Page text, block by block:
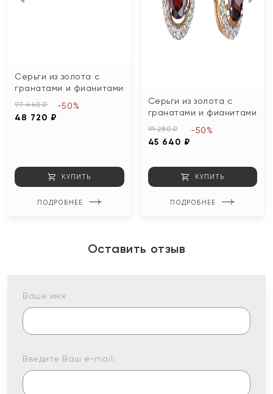
Серьги из золота с
гранатами и фианитами
97 440 ₽
48 720 ₽
-50%
КУПИТЬ
ПОДРОБНЕЕ
Серьги из золота с
гранатами и фианитами
91 280 ₽
45 640 ₽
-50%
КУПИТЬ
ПОДРОБНЕЕ
Оставить отзыв
Ваше имя:
Введите Ваш e-mail: